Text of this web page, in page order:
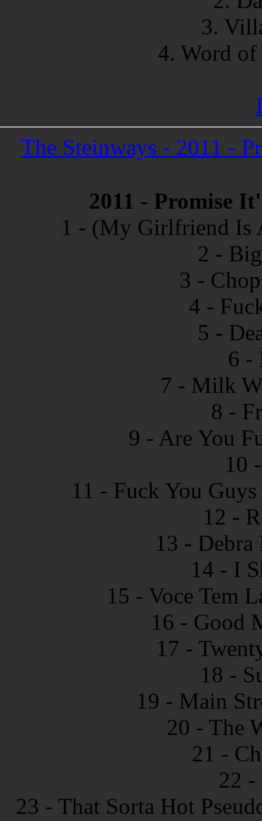
3.
4. Word of
The Steinways - 2011 -
2011 - Promise
1 - (My Girlfriend Is
2 -
3 -
4 -
5 -
6 -
7 - Milk
8 -
9 - Are You
10
11 - Fuck You
12 -
13 -
14 - I
15 - Voce Tem
16 - Good
17 -
18 -
19 - Main
20 - The
21 -
22 -
23 - That Sorta Hot